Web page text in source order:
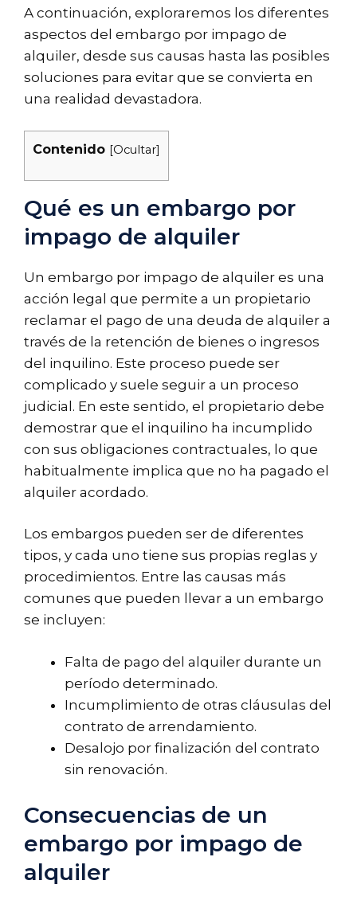
A continuación, exploraremos los diferentes
aspectos del embargo por impago de
alquiler, desde sus causas hasta las posibles
soluciones para evitar que se convierta en
una realidad devastadora.
Contenido [Ocultar]
Qué es un embargo por
impago de alquiler
Un embargo por impago de alquiler es una
acción legal que permite a un propietario
reclamar el pago de una deuda de alquiler a
través de la retención de bienes o ingresos
del inquilino. Este proceso puede ser
complicado y suele seguir a un proceso
judicial. En este sentido, el propietario debe
demostrar que el inquilino ha incumplido
con sus obligaciones contractuales, lo que
habitualmente implica que no ha pagado el
alquiler acordado.
Los embargos pueden ser de diferentes
tipos, y cada uno tiene sus propias reglas y
procedimientos. Entre las causas más
comunes que pueden llevar a un embargo
se incluyen:
Falta de pago del alquiler durante un
período determinado.
Incumplimiento de otras cláusulas del
contrato de arrendamiento.
Desalojo por finalización del contrato
sin renovación.
Consecuencias de un
embargo por impago de
alquiler